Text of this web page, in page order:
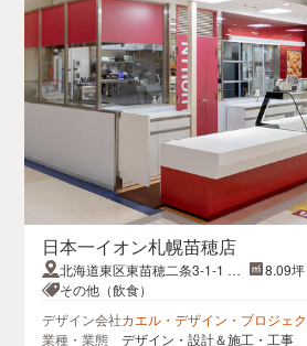
日本一イオン札幌苗穂店
北海道東区東苗穂二条3-1-1 イ
オン札幌苗穂ショッピングセン
8.09坪
その他（飲食）
デザイン会社カエル・デザイン・プロジェ
業種・業態
デザイン・設計＆施工・工事